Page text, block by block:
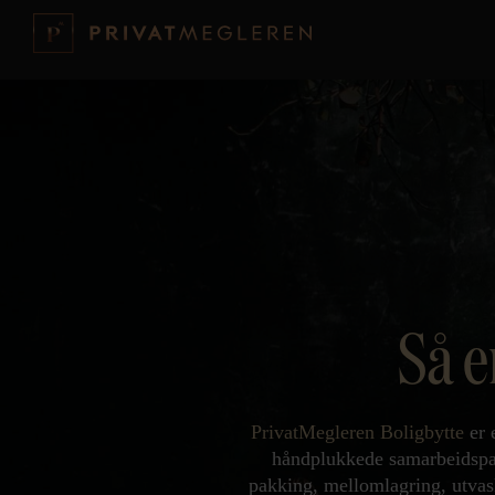
Så
PrivatMegleren Boligbytte er
håndplukkede
pakking, mellomlagring,